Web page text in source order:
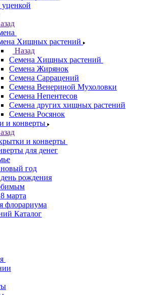
Хищных растений
Назад
Семена Хищных растений
Семена Жирянок
Семена Саррацений
Семена Венериной Мухоловки
Семена Непентесов
Семена других хищных растений
Семена Росянок
и конверты
и конверты
для денег
год
рождения
марта
флорариума
Каталог